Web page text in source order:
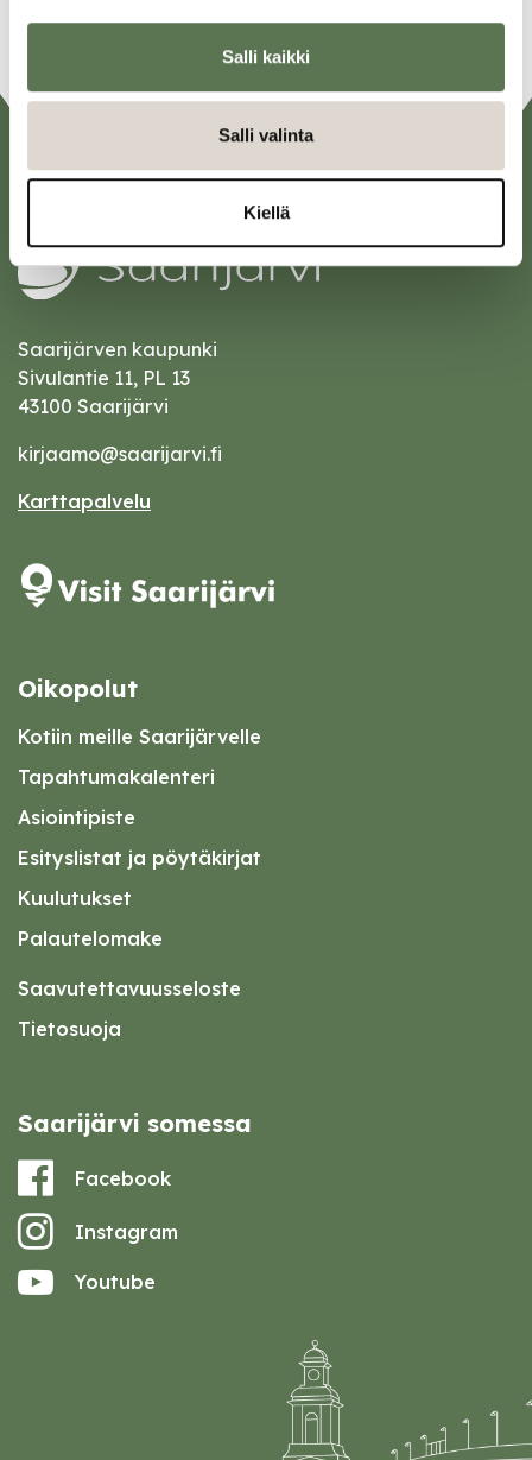
Salli kaikki
Salli valinta
Kiellä
Saarijärven kaupunki
Sivulantie 11, PL 13
43100 Saarijärvi
kirjaamo@saarijarvi.fi
Karttapalvelu
Oikopolut
Kotiin meille Saarijärvelle
Tapahtumakalenteri
Asiointipiste
Esityslistat ja pöytäkirjat
Kuulutukset
Palautelomake
Saavutettavuusseloste
Tietosuoja
Saarijärvi somessa
Facebook
Instagram
Youtube